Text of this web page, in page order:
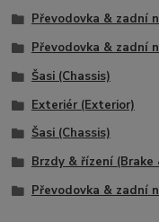
Převodovka & zadní
Převodovka & zadní
Šasi (Chassis)
Exteriér (Exterior)
Šasi (Chassis)
Brzdy & řízení
Převodovka & zadní